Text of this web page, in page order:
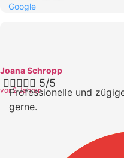
Google
Joana Schropp
vor 2 Jahren
 5/5
Professionelle und
gerne.